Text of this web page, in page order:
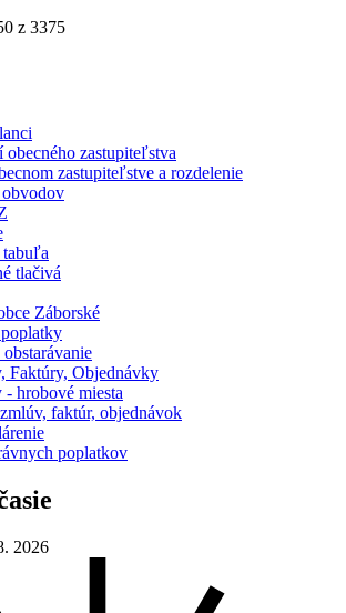
z 3375
obecného zastupiteľstva
zastupiteľstve a rozdelenie
tabuľa
tlačivá
Záborské
Faktúry, Objednávky
hrobové miesta
faktúr, objednávok
poplatkov
2026